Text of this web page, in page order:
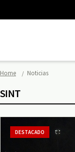
Home Noticias
SINT
DESTACADO